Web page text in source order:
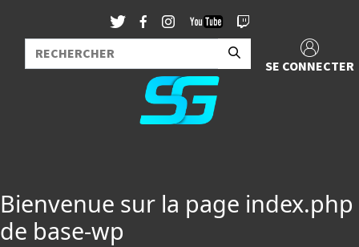
SE CONNECTER
Bienvenue sur la page index.php
de base-wp